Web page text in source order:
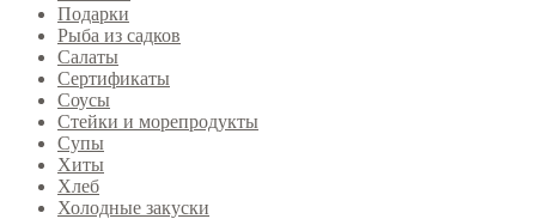
Подарки
Рыба из садков
Салаты
Сертификаты
Соусы
Стейки и морепродукты
Супы
Хиты
Хлеб
Холодные закуски